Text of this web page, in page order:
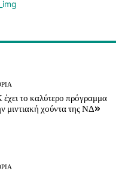
το καλύτερο πρόγραμμα
μιντιακή χούντα της ΝΔ»